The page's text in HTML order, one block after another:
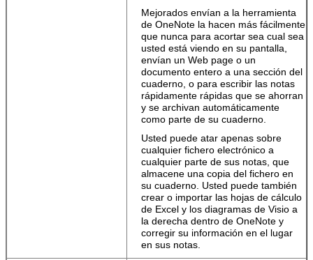
contenido del
tirón de PDFs
derecho en
palabra.
Su oficina
personalizada
Cree atractivo y
la profesional-
documento-si
usted está en su
escritorio o en
camino.
Sus ajustes de la
aduana vagan
por con usted.
Firme adentro a
Mejorados envían a la herramienta
de OneNote la hacen más fácilmente
que nunca para acortar sea cual sea
usted está viendo en su pantalla,
envían un Web page o un
documento entero a una sección del
cuaderno, o para escribir las notas
rápidamente rápidas que se ahorran
y se archivan automáticamente
como parte de su cuaderno.
Usted puede atar apenas sobre
cualquier fichero electrónico a
cualquier parte de sus notas, que
almacene una copia del fichero en
su cuaderno. Usted puede también
crear o importar las hojas de cálculo
de Excel y los diagramas de Visio a
la derecha dentro de OneNote y
corregir su información en el lugar
en sus notas.